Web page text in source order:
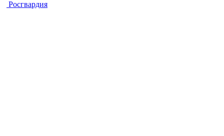
Росгвардия